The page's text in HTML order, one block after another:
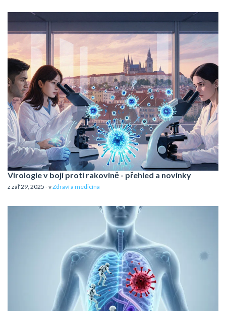
Virologie v boji proti rakovině - přehled a novinky
z zář 29, 2025 - vZdraví a medicína